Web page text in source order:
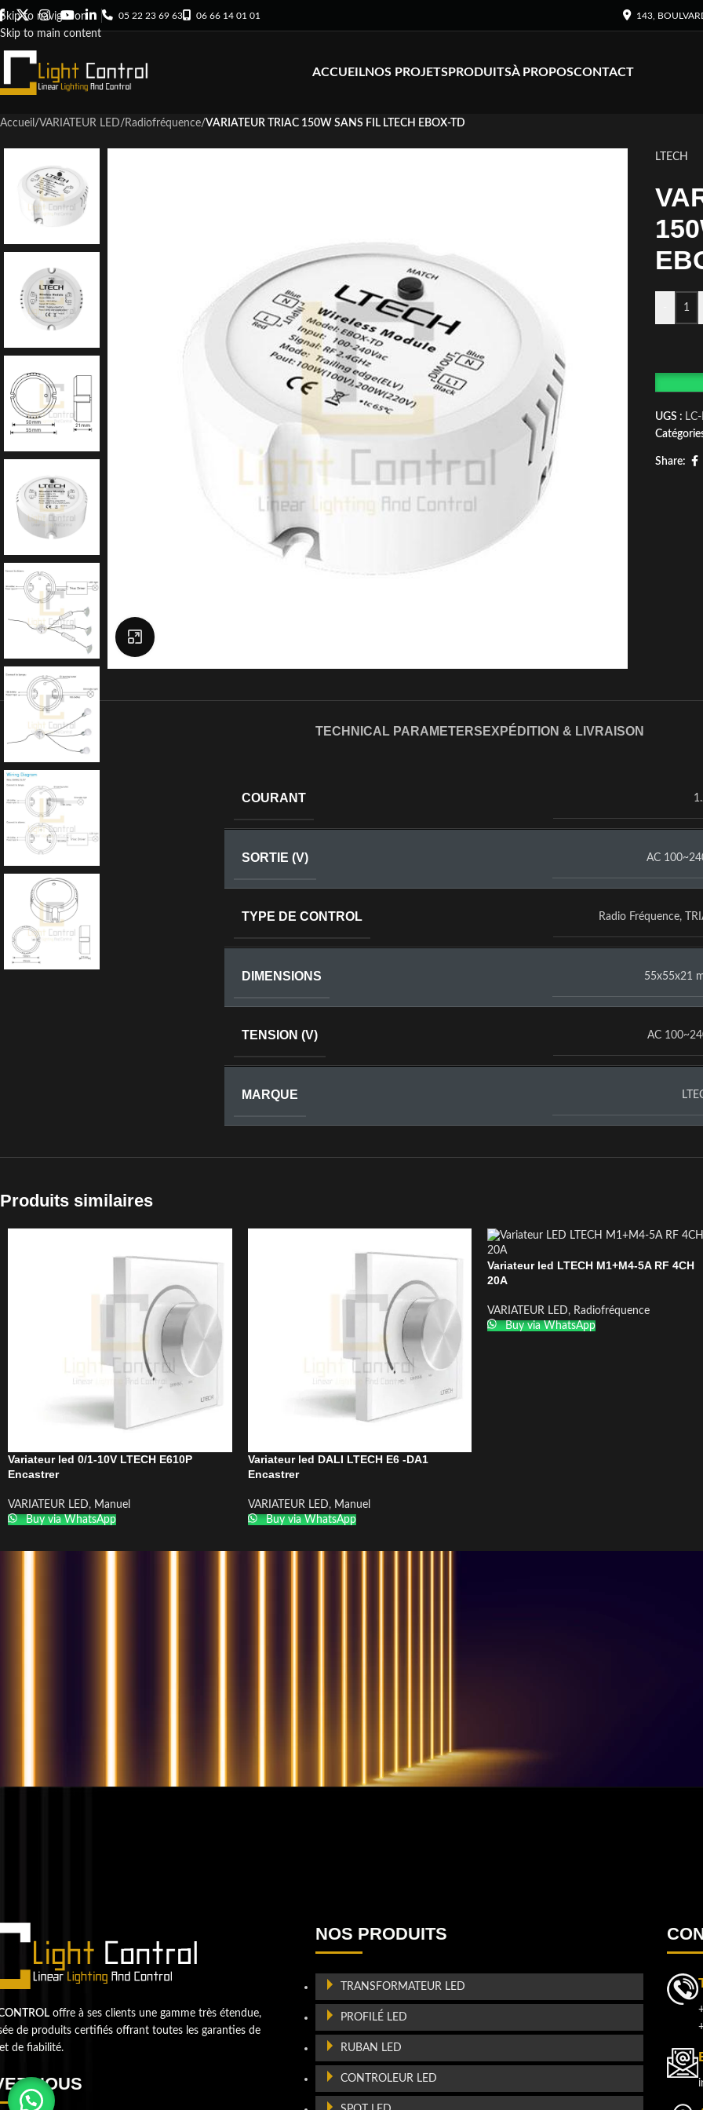
Skip to navigation
Skip to main content
05 22 23 69 63 06 66 14 01 01 143,
ACCUEILNOS PROJETSPRODUITSÀ PROPOSCONTACT
Accueil /VARIATEUR LED/ Radiofréquence/VARIATEUR TRIAC 150W SANS FIL LTECH EBOX-TD
LTECH
UGS :
Share:
TECHNICAL PARAMETERS EXPÉDITION & LIVRAISON
COURANT
SORTIE (V) AC
TYPE DE CONTROL Radio Fréquence,
DIMENSIONS 55x55x21
TENSION (V) AC
MARQUE
Produits similaires
Variateur led 0/1-10V LTECH E610P
Encastrer
VARIATEUR LED, Manuel
Buy via WhatsApp
Variateur led DALI LTECH E6 -DA1
Encastrer
VARIATEUR LED, Manuel
Buy via WhatsApp
Variateur led LTECH M1+M4-5A RF 4CH
20A
VARIATEUR LED, Radiofréquence
Buy via WhatsApp
Passons votre entreprise au
niveau supérieur!
Contactez-nous
offre à ses clients une gamme très étendue,
de produits certifiés offrant toutes les garanties de
de fiabilité.
NOUS
NOS PRODUITS
TRANSFORMATEUR LED
PROFILÉ LED
RUBAN LED
CONTROLEUR LED